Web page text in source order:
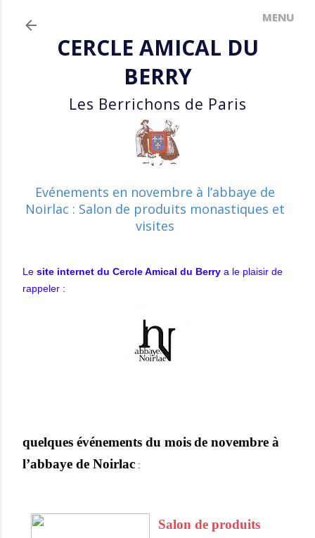
CERCLE AMICAL DU
BERRY
Les Berrichons de Paris
Evénements en novembre à l’abbaye de
Noirlac : Salon de produits monastiques et
visites
Le site internet du Cercle Amical du Berry a le plaisir de
rappeler :
quelques événements du moisde novembre à
l’abbaye de Noirlac :
Salon de produits